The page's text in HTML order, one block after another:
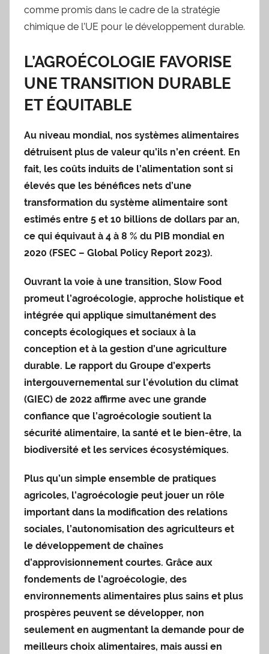
comme promis dans le cadre de la stratégie
chimique de l’UE pour le développement durable.
L’AGROÉCOLOGIE FAVORISE
UNE TRANSITION DURABLE
ET ÉQUITABLE
Au niveau mondial, nos systèmes alimentaires
détruisent plus de valeur qu’ils n’en créent. En
fait, les coûts induits de l’alimentation sont si
élevés que les bénéfices nets d’une
transformation du système alimentaire sont
estimés entre 5 et 10 billions de dollars par an,
ce qui équivaut à 4 à 8 % du PIB mondial en
2020 (FSEC – Global Policy Report 2023).
Ouvrant la voie à une transition, Slow Food
promeut l’agroécologie, approche holistique et
intégrée qui applique simultanément des
concepts écologiques et sociaux à la
conception et à la gestion d’une agriculture
durable. Le rapport du Groupe d’experts
intergouvernemental sur l’évolution du climat
(GIEC) de 2022 affirme avec une grande
confiance que l’agroécologie soutient la
sécurité alimentaire, la santé et le bien-être, la
biodiversité et les services écosystémiques.
Plus qu’un simple ensemble de pratiques
agricoles, l’agroécologie peut jouer un rôle
important dans la modification des relations
sociales, l’autonomisation des agriculteurs et
le développement de chaînes
d’approvisionnement courtes. Grâce aux
fondements de l’agroécologie, des
environnements alimentaires plus sains et plus
prospères peuvent se développer, non
seulement en augmentant la demande pour de
meilleurs choix alimentaires, mais aussi en